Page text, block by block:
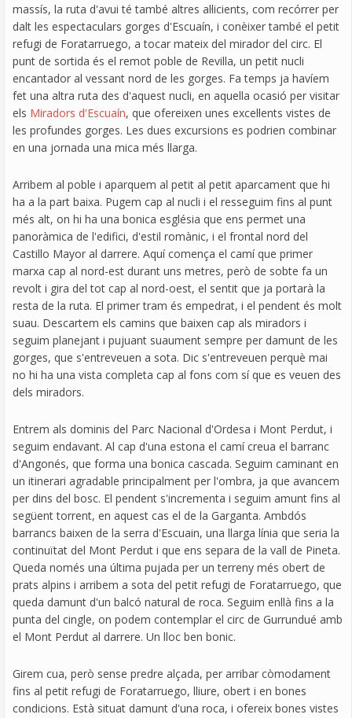
massís, la ruta d'avui té també altres al·licients, com recórrer per
dalt les espectaculars gorges d'Escuaín, i conèixer també el petit
refugi de Foratarruego, a tocar mateix del mirador del circ. El
punt de sortida és el remot poble de Revilla, un petit nucli
encantador al vessant nord de les gorges. Fa temps ja havíem
fet una altra ruta des d'aquest nucli, en aquella ocasió per visitar
els Miradors d'Escuaín, que ofereixen unes excel·lents vistes de
les profundes gorges. Les dues excursions es podrien combinar
en una jornada una mica més llarga.
Arribem al poble i aparquem al petit al petit aparcament que hi
ha a la part baixa. Pugem cap al nucli i el resseguim fins al punt
més alt, on hi ha una bonica església que ens permet una
panoràmica de l'edifici, d'estil romànic, i el frontal nord del
Castillo Mayor al darrere. Aquí comença el camí que primer
marxa cap al nord-est durant uns metres, però de sobte fa un
revolt i gira del tot cap al nord-oest, el sentit que ja portarà la
resta de la ruta. El primer tram és empedrat, i el pendent és molt
suau. Descartem els camins que baixen cap als miradors i
seguim planejant i pujuant suaument sempre per damunt de les
gorges, que s'entreveuen a sota. Dic s'entreveuen perquè mai
no hi ha una vista completa cap al fons com sí que es veuen des
dels miradors.
Entrem als dominis del Parc Nacional d'Ordesa i Mont Perdut, i
seguim endavant. Al cap d'una estona el camí creua el barranc
d'Angonés, que forma una bonica cascada. Seguim caminant en
un itinerari agradable principalment per l'ombra, ja que avancem
per dins del bosc. El pendent s'incrementa i seguim amunt fins al
següent torrent, en aquest cas el de la Garganta. Ambdós
barrancs baixen de la serra d'Escuain, una llarga línia que seria la
continuïtat del Mont Perdut i que ens separa de la vall de Pineta.
Queda només una última pujada per un terreny més obert de
prats alpins i arribem a sota del petit refugi de Foratarruego, que
queda damunt d'un balcó natural de roca. Seguim enllà fins a la
punta del cingle, on podem contemplar el circ de Gurrundué amb
el Mont Perdut al darrere. Un lloc ben bonic.
Girem cua, però sense predre alçada, per arribar còmodament
fins al petit refugi de Foratarruego, lliure, obert i en bones
condicions. Està situat damunt d'una roca, i ofereix bones vistes